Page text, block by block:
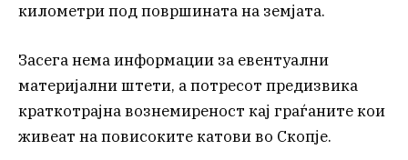
километри под површината на земјата.
Засега нема информации за евентуални
материјални штети, а потресот предизвика
краткотрајна вознемиреност кај граѓаните кои
живеат на повисоките катови во Скопје.